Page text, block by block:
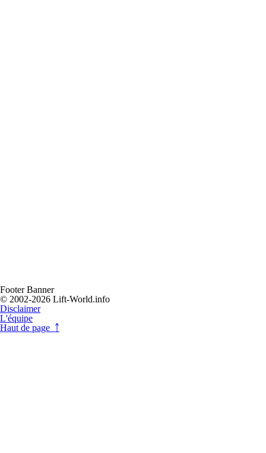
Footer Banner
© 2002-2026 Lift-World.info
Disclaimer
L'équipe
Haut de page ￪